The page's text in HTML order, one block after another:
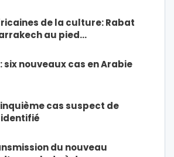
de la culture: Rabat
au pied…
six nouveaux cas en Arabie
cas suspect de
du nouveau